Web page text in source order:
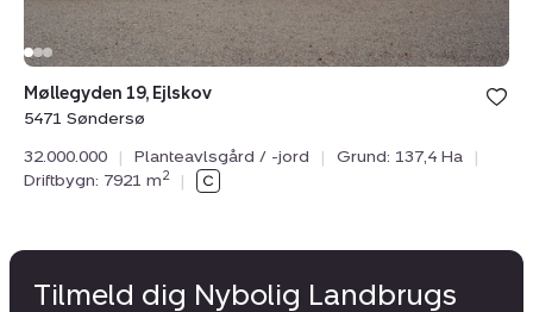
Møllegyden 19, Ejlskov
5471 Søndersø
32.000.000
| Planteavlsgård / -jord | Grund: 137,4 Ha
|
Driftbygn: 7921 m2 |
Tilmeld dig Nybolig Landbrugs